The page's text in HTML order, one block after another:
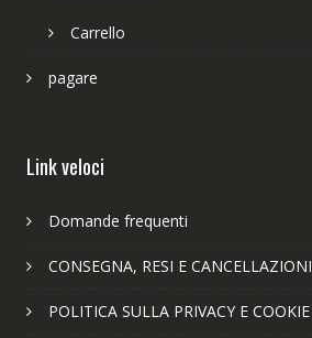
Carrello
pagare
Link veloci
Domande frequenti
CONSEGNA, RESI E CANCELLAZIONI
POLITICA SULLA PRIVACY E COOKIE